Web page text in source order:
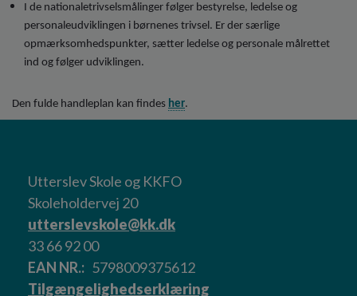
I de nationaletrivselsmålinger følger bestyrelse, ledelse og
personaleudviklingen i børnenes trivsel. Er der særlige
opmærksomhedspunkter, sætter ledelse og personale målrettet
ind og følger udviklingen.
Den fulde handleplan kan findes her.
Utterslev Skole og KKFO
Skoleholdervej 20
utterslevskole@kk.dk
33 66 92 00
EAN NR.
5798009375612
Tilgængelighedserklæring